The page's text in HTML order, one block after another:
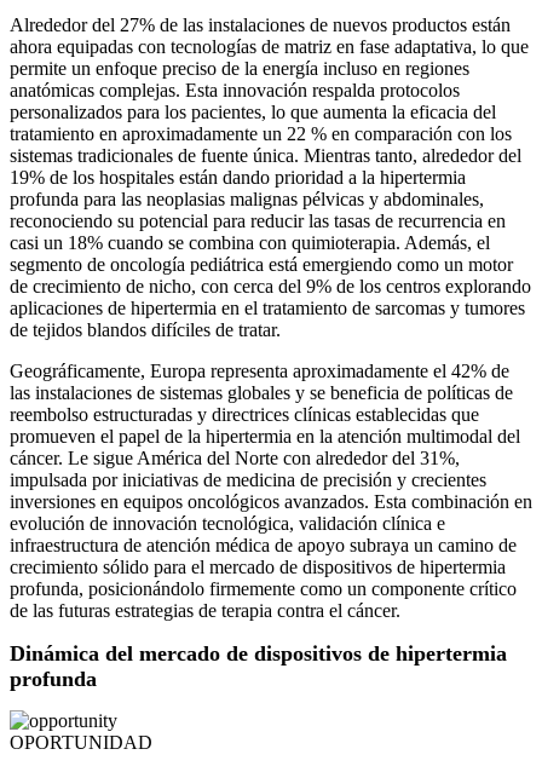
Alrededor del 27% de las instalaciones de nuevos productos están
ahora equipadas con tecnologías de matriz en fase adaptativa, lo que
permite un enfoque preciso de la energía incluso en regiones
anatómicas complejas. Esta innovación respalda protocolos
personalizados para los pacientes, lo que aumenta la eficacia del
tratamiento en aproximadamente un 22 % en comparación con los
sistemas tradicionales de fuente única. Mientras tanto, alrededor del
19% de los hospitales están dando prioridad a la hipertermia
profunda para las neoplasias malignas pélvicas y abdominales,
reconociendo su potencial para reducir las tasas de recurrencia en
casi un 18% cuando se combina con quimioterapia. Además, el
segmento de oncología pediátrica está emergiendo como un motor
de crecimiento de nicho, con cerca del 9% de los centros explorando
aplicaciones de hipertermia en el tratamiento de sarcomas y tumores
de tejidos blandos difíciles de tratar.
Geográficamente, Europa representa aproximadamente el 42% de
las instalaciones de sistemas globales y se beneficia de políticas de
reembolso estructuradas y directrices clínicas establecidas que
promueven el papel de la hipertermia en la atención multimodal del
cáncer. Le sigue América del Norte con alrededor del 31%,
impulsada por iniciativas de medicina de precisión y crecientes
inversiones en equipos oncológicos avanzados. Esta combinación en
evolución de innovación tecnológica, validación clínica e
infraestructura de atención médica de apoyo subraya un camino de
crecimiento sólido para el mercado de dispositivos de hipertermia
profunda, posicionándolo firmemente como un componente crítico
de las futuras estrategias de terapia contra el cáncer.
Dinámica del mercado de dispositivos de hipertermia
profunda
OPORTUNIDAD